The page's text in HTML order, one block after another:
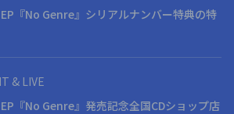
『No Genre』シリアルナンバー特典の特
& LIVE
『No Genre』発売記念全国CDショップ店